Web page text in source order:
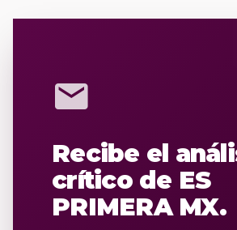
mail
Recibe el
crítico de ES
PRIMERA MX.